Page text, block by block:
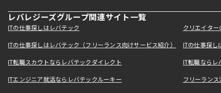
レバレジーズグループ関連サイト一覧
ITの仕事探しはレバテック クリエイタ
ITの仕事探しはレバテック（フリーランス向けサービス紹介） ITの仕事探
IT転職スカウトならレバテックダイレクト IT転職なら
ITエンジニア就活ならレバテックルーキー フリーラン